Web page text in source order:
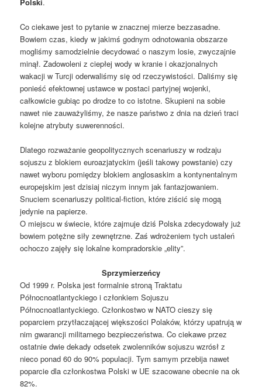
Co ciekawe jest to pytanie w znacznej mierze bezzasadne.
Bowiem czas, kiedy w jakimś godnym odnotowania obszarze
mogliśmy samodzielnie decydować o naszym losie, zwyczajnie
minął. Zadowoleni z ciepłej wody w kranie i okazjonalnych
wakacji w Turcji oderwaliśmy się od rzeczywistości. Daliśmy się
ponieść efektownej ustawce w postaci partyjnej wojenki,
całkowicie gubiąc po drodze to co istotne. Skupieni na sobie
nawet nie zauważyliśmy, że nasze państwo z dnia na dzień traci
kolejne atrybuty suwerenności.
Dlatego rozważanie geopolitycznych scenariuszy w rodzaju
sojuszu z blokiem euroazjatyckim (jeśli takowy powstanie) czy
nawet wyboru pomiędzy blokiem anglosaskim a kontynentalnym
europejskim jest dzisiaj niczym innym jak fantazjowaniem.
Snuciem scenariuszy political-fiction, które ziścić się mogą
jedynie na papierze.
O miejscu w świecie, które zajmuje dziś Polska zdecydowały już
bowiem potężne siły zewnętrzne. Zaś wdrożeniem tych ustaleń
ochoczo zajęły się lokalne kompradorskie „elity”.
Sprzymierzeńcy
Od 1999 r. Polska jest formalnie stroną Traktatu
Północnoatlantyckiego i członkiem Sojuszu
Północnoatlantyckiego. Członkostwo w NATO cieszy się
poparciem przytłaczającej większości Polaków, którzy upatrują w
nim gwarancji militarnego bezpieczeństwa. Co ciekawe przez
ostatnie dwie dekady odsetek zwolenników sojuszu wzrósł z
nieco ponad 60 do 90% populacji. Tym samym przebija nawet
poparcie dla członkostwa Polski w UE szacowane obecnie na ok
82%.